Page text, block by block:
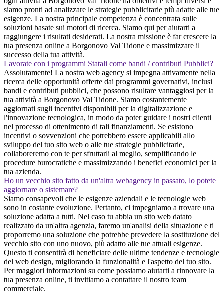
siamo pronti ad analizzare le strategie pubblicitarie più adatte alle tue
esigenze. La nostra principale competenza è concentrata sulle
soluzioni basate sui motori di ricerca. Siamo qui per aiutarti a
raggiungere i risultati desiderati. La nostra missione è far crescere la
tua presenza online a Borgonovo Val Tidone e massimizzare il
successo della tua attività.
Lavorate con i programmi Statali come bandi / contributi Pubblici?
Assolutamente! La nostra web agency si impegna attivamente nella
ricerca delle opportunità offerte dai programmi governativi, inclusi
bandi e contributi pubblici, che possono risultare vantaggiosi per la
tua attività a Borgonovo Val Tidone. Siamo costantemente
aggiornati sugli incentivi disponibili per la digitalizzazione e
l'innovazione tecnologica, in modo da poter guidare i nostri clienti
nel processo di ottenimento di tali finanziamenti. Se esistono
incentivi o sovvenzioni che potrebbero essere applicabili allo
sviluppo del tuo sito web o alle tue strategie pubblicitarie,
collaboreremo con te per sfruttarli al meglio, semplificando le
procedure burocratiche e massimizzando i benefici economici per la
tua azienda.
Ho un vecchio sito fatto da un'altra webagency in passato, lo potete
aggiornare o sistemare?
Siamo consapevoli che le esigenze aziendali e le tecnologie web
sono in costante evoluzione. Pertanto, ci impegniamo a trovare una
soluzione adatta a tutti. Nel caso tu abbia un sito web datato
realizzato da un'altra agenzia, faremo un'analisi della situazione e ti
proporremo una soluzione che potrebbe prevedere la sostituzione del
vecchio sito con uno nuovo, più adatto alle tue attuali esigenze.
Questo ti consentirà di beneficiare delle ultime tendenze e tecnologie
del web design, migliorando la funzionalità e l'aspetto del tuo sito.
Per maggiori informazioni su come possiamo aiutarti a rinnovare la
tua presenza online, ti invitiamo a contattare il nostro team
commerciale.